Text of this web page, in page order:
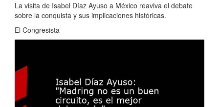
La visita de Isabel Díaz Ayuso a México reaviva el debate
sobre la conquista y sus implicaciones históricas.
El Congresista